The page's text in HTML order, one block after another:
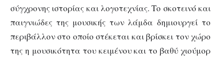
σύγχρονης ιστορίας και λογοτεχνίας. Το σκοτεινό και
παιγνιώδες της μουσικής των λάμδα δημιουργεί το
περιβάλλον στο οποίο στέκεται και βρίσκει τον χώρο
της η μουσικότητα του κειμένου και το βαθύ χιούμορ